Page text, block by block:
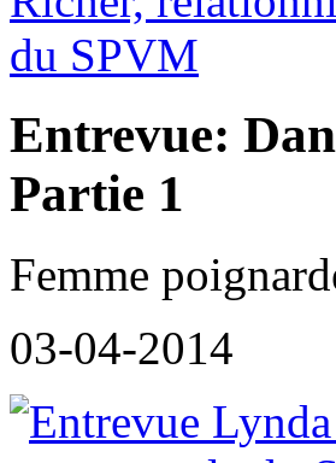
Entrevue:
Partie 1
Femme
03-04-2014